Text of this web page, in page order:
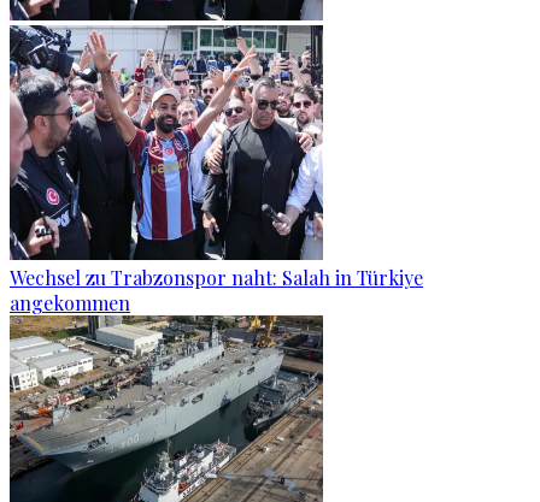
Wechsel zu Trabzonspor naht: Salah in Türkiye
angekommen